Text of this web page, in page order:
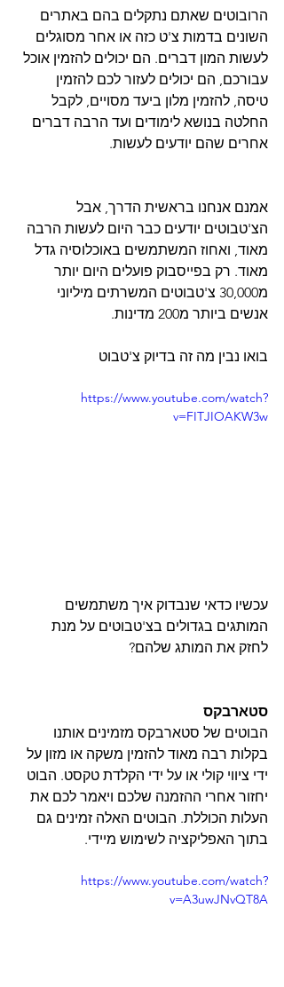
הרובוטים שאתם נתקלים בהם באתרים
השונים בדמות צ'ט כזה או אחר מסוגלים
לעשות המון דברים. הם יכולים להזמין אוכל
עבורכם, הם יכולים לעזור לכם להזמין
טיסה, להזמין מלון ביעד מסויים, לקבל
החלטה בנושא לימודים ועד הרבה דברים
אחרים שהם יודעים לעשות.
אמנם אנחנו בראשית הדרך, אבל
הצ'טבוטים יודעים כבר היום לעשות הרבה
מאוד, ואחוז המשתמשים באוכלוסיה גדל
מאוד. רק בפייסבוק פועלים היום יותר
מ30,000 צ'טבוטים המשרתים מיליוני
אנשים ביותר מ200 מדינות.
בואו נבין מה זה בדיוק צ'טבוט
https://www.youtube.com/watch?
v=FITJIOAKW3w
עכשיו כדאי שנבדוק איך משתמשים
המותגים בגדולים בצ'טבוטים על מנת
לחזק את המותג שלהם?
סטארבקס
הבוטים של סטארבקס מזמינים אותנו
בקלות רבה מאוד להזמין משקה או מזון על
ידי ציווי קולי או על ידי הקלדת טקסט. הבוט
יחזור אחרי ההזמנה שלכם ויאמר לכם את
העלות הכוללת. הבוטים האלה זמינים גם
בתוך האפליקציה לשימוש מיידי.
https://www.youtube.com/watch?
v=A3uwJNvQT8A